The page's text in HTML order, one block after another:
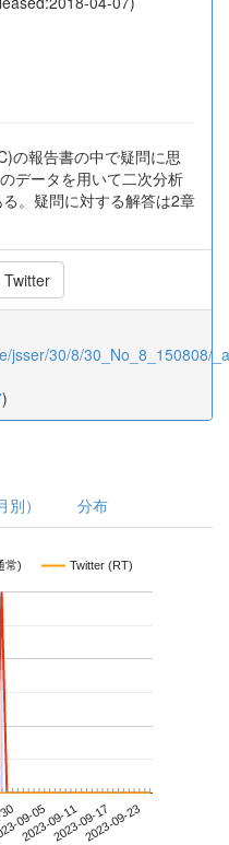
の報告書の中で疑問に思
データを用いて二次分析
。疑問に対する解答は2章
Twitter
jsser/30/8/30_No_8_150808/
)
） 分布
常) Twitter (RT)
09-05
2023-09-112023-09-172023-09-23